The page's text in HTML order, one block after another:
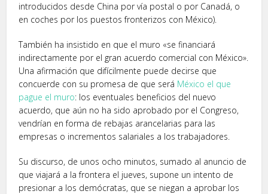
introducidos desde China por vía postal o por Canadá, o
en coches por los puestos fronterizos con México).
También ha insistido en que el muro «se financiará
indirectamente por el gran acuerdo comercial con México».
Una afirmación que difícilmente puede decirse que
concuerde con su promesa de que será México el que
pague el muro: los eventuales beneficios del nuevo
acuerdo, que aún no ha sido aprobado por el Congreso,
vendrían en forma de rebajas arancelarias para las
empresas o incrementos salariales a los trabajadores.
Su discurso, de unos ocho minutos, sumado al anuncio de
que viajará a la frontera el jueves, supone un intento de
presionar a los demócratas, que se niegan a aprobar los